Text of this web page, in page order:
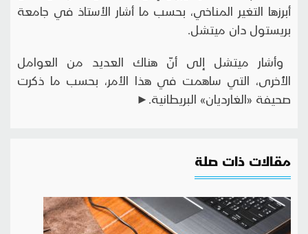
أبرزها التغير المناخي، بحسب ما أشار الأستاذ في جامعة
بريستول دان ميتشل.
وأشار ميتشل إلى أنّ هناك العديد من العوامل
الأُخرى، التي ساهمت في هذا الأمر، بحسب ما ذكرت
صحيفة «الغارديان» البريطانية.►
مقالات ذات صلة